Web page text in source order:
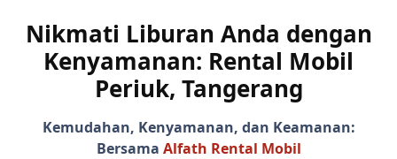
Nikmati Liburan Anda dengan
Kenyamanan: Rental Mobil
Periuk, Tangerang
Kemudahan, Kenyamanan, dan Keamanan:
Bersama Alfath Rental Mobil